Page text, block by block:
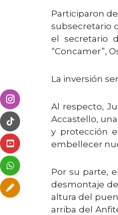
Participaron
subsecretario
el secretario
“Concamer”,
La inversión
Al respecto,
Accastello,
y protección
embellecer
Por su parte,
desmontaje
altura del
arriba del